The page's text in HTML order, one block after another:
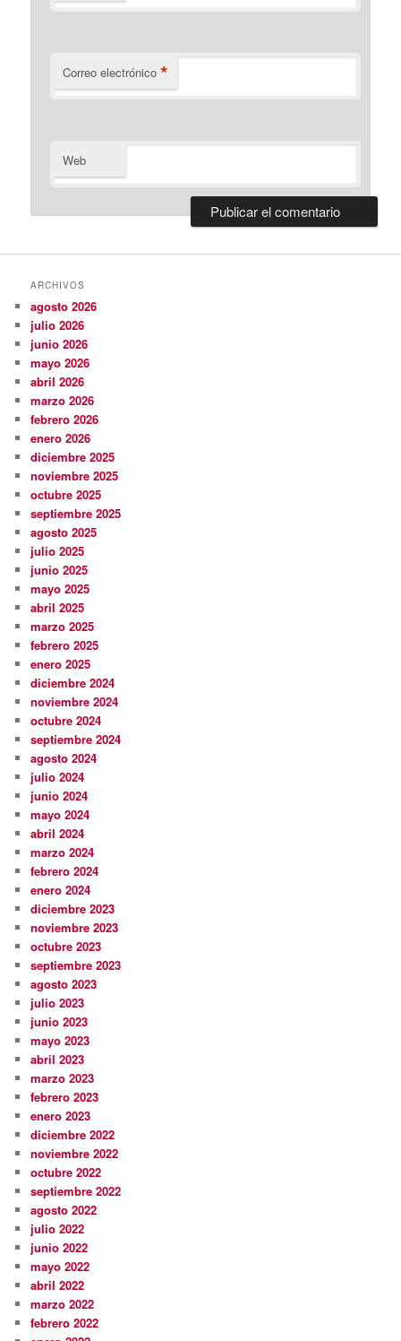
Correo electrónico *
Web
ARCHIVOS
agosto 2026
julio 2026
junio 2026
mayo 2026
abril 2026
marzo 2026
febrero 2026
enero 2026
diciembre 2025
noviembre 2025
octubre 2025
septiembre 2025
agosto 2025
julio 2025
junio 2025
mayo 2025
abril 2025
marzo 2025
febrero 2025
enero 2025
diciembre 2024
noviembre 2024
octubre 2024
septiembre 2024
agosto 2024
julio 2024
junio 2024
mayo 2024
abril 2024
marzo 2024
febrero 2024
enero 2024
diciembre 2023
noviembre 2023
octubre 2023
septiembre 2023
agosto 2023
julio 2023
junio 2023
mayo 2023
abril 2023
marzo 2023
febrero 2023
enero 2023
diciembre 2022
noviembre 2022
octubre 2022
septiembre 2022
agosto 2022
julio 2022
junio 2022
mayo 2022
abril 2022
marzo 2022
febrero 2022